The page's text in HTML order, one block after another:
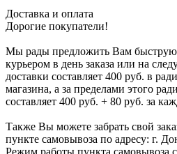
Доставка и оплата
Дорогие покупатели!
Мы рады предложить Вам быструю
курьером в день заказа или на
доставки составляет 400 руб. в
магазина, а за пределами этого
составляет 400 руб. + 80 руб. за
Также Вы можете забрать свой
пункте самовывоза по адресу: г.